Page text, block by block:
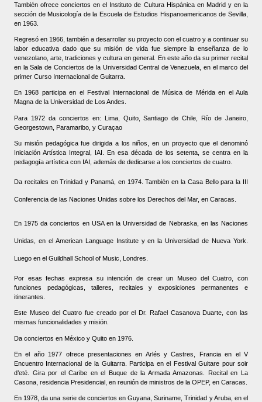
También ofrece conciertos en el Instituto de Cultura Hispánica en Madrid y en la
sección de Musicología de la Escuela de Estudios Hispanoamericanos de Sevilla,
en 1963.
Regresó en 1966, también a desarrollar su proyecto con el cuatro y a continuar su
labor educativa dado que su misión de vida fue siempre la enseñanza de lo
venezolano, arte, tradiciones y cultura en general. En este año da su primer recital
en la Sala de Conciertos de la Universidad Central de Venezuela, en el marco del
primer Curso Internacional de Guitarra.
En 1968 participa en el Festival Internacional de Música de Mérida en el Aula
Magna de la Universidad de Los Andes.
Para 1972 da conciertos en: Lima, Quito, Santiago de Chile, Río de Janeiro,
Georgestown, Paramaribo, y Curaçao
Su misión pedagógica fue dirigida a los niños, en un proyecto que el denominó
Iniciación Artística Integral, IAI. En esa década de los setenta, se centra en la
pedagogía artística con IAI, además de dedicarse a los conciertos de cuatro.
Da recitales en Trinidad y Panamá, en 1974. También en la Casa Bello para la III
Conferencia de las Naciones Unidas sobre los Derechos del Mar, en Caracas.
En 1975 da conciertos en USA en la Universidad de Nebraska, en las Naciones
Unidas, en el American Language Institute y en la Universidad de Nueva York.
Luego en el Guildhall School of Music, Londres.
Por esas fechas expresa su intención de crear un Museo del Cuatro, con
funciones pedagógicas, talleres, recitales y exposiciones permanentes e
itinerantes.
Este Museo del Cuatro fue creado por el Dr. Rafael Casanova Duarte, con las
mismas funcionalidades y misión.
Da conciertos en México y Quito en 1976.
En el año 1977 ofrece presentaciones en Arlés y Castres, Francia en el V
Encuentro Internacional de la Guitarra. Participa en el Festival Guitare pour soir
d’eté. Gira por el Caribe en el Buque de la Armada Amazonas. Recital en La
Casona, residencia Presidencial, en reunión de ministros de la OPEP, en Caracas.
En 1978, da una serie de conciertos en Guyana, Suriname, Trinidad y Aruba, en el